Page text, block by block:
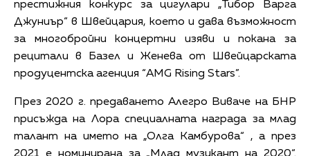
престижния конкурс за цигулари „Тибор Варга
Джуниър“ в Швейцария, което и дава възможност
за многобройни концертни изяви и покана за
рецитали в Базел и Женева от Швейцарската
продуцентска агенция “AMG Rising Stars”.
През 2020 г. предаването Алегро Виваче на БНР
присъжда на Лора специалната награда за млад
талант на името на „Олга Камбурова“ , а през
2021 е номинирана за „Млад музикант на 2020“.